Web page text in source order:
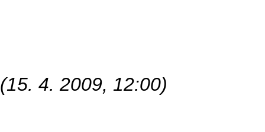
(15. 4. 2009, 12:00)